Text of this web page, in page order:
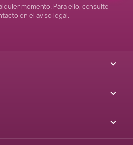
momento. Para ello, consulte
en el aviso legal.


